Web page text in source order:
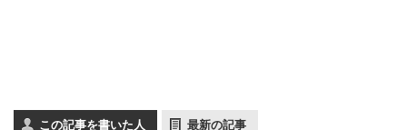
この記事を書いた人 最新の記事